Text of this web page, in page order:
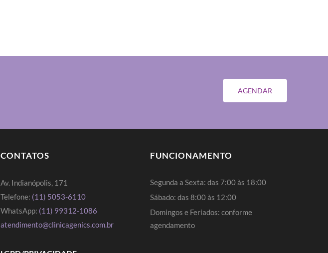
AGENDAR
CONTATOS
Av. Indianópolis, 171
Telefone: (11) 5053-6110
WhatsApp: (11) 99312-1086
atendimento@clinicagenics.com.br
FUNCIONAMENTO
Segunda a Sexta: das 7:00 às 18:00
Sábado: das 8:00 às 12:00
Domingos e Feriados: conforme
agendamento